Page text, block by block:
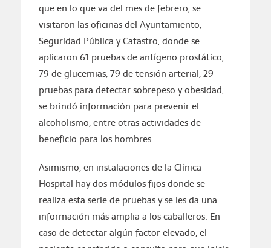
que en lo que va del mes de febrero, se
visitaron las oficinas del Ayuntamiento,
Seguridad Pública y Catastro, donde se
aplicaron 61 pruebas de antígeno prostático,
79 de glucemias, 79 de tensión arterial, 29
pruebas para detectar sobrepeso y obesidad,
se brindó información para prevenir el
alcoholismo, entre otras actividades de
beneficio para los hombres.
Asimismo, en instalaciones de la Clínica
Hospital hay dos módulos fijos donde se
realiza esta serie de pruebas y se les da una
información más amplia a los caballeros. En
caso de detectar algún factor elevado, el